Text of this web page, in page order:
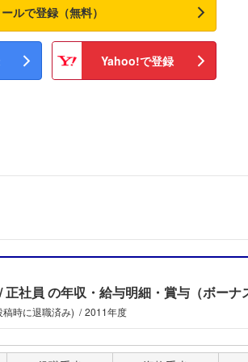
ルで登録（無料）
Yahoo!で登録
正社員 の年収・給与明細・賞与（ボーナ
時に退職済み) 2011年度